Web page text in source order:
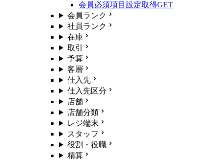
会員必須項目設定取得GET
会員ランク
社員ランク
在庫
取引
予算
客層
仕入先
仕入先区分
店舗
店舗分類
レジ端末
スタッフ
役割・役職
精算